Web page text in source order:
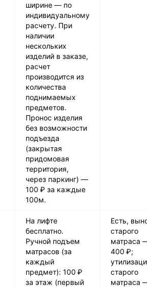
ширине — по
индивидуальному
расчету. При
наличии
нескольких
изделий в заказе,
расчет
производится из
количества
поднимаемых
предметов.
Пронос изделия
без возможности
подъезда
(закрытая
придомовая
территория,
через паркинг) —
100 ₽ за каждые
100м.
На лифте
бесплатно.
Ручной подъем
матрасов (за
каждый
предмет): 100 ₽
за этаж (первый
Есть,
старого
матраса
400 ₽;
старого
матраса